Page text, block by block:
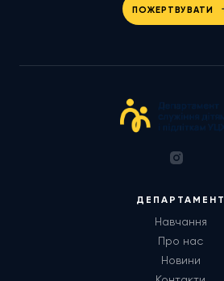
ПОЖЕРТВУВАТИ
ДЕПАРТАМЕНТ
Навчання
Про нас
Новини